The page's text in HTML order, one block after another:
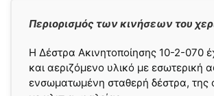
Περιορισμός των κινήσεων του
H Δέστρα Ακινητοποίησης 10-2-070
και αεριζόμενο υλικό με εσωτερική
ενσωματωμένη σταθερή δέστρα, της